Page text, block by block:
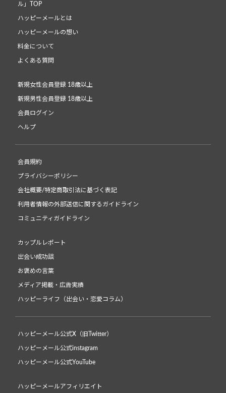
ル」TOP
ハッピーメールとは
ハッピーメールの想い
料金について
よくある質問
新規女性会員登録 18歳以上
新規男性会員登録 18歳以上
会員ログイン
ヘルプ
会員規約
プライバシーポリシー
会社概要/特定商取引法に基づく表記
利用者情報の外部送信に関するガイドライン
コミュニティガイドライン
カップルレポート
出会い成功談
お褒めの言葉
メディア掲載・広告実績
ハッピーライフ（出会い・恋愛コラム）
ハッピーメール公式X（旧Twitter）
ハッピーメール公式instagram
ハッピーメール公式YouTube
ハッピーメールアフィリエイト